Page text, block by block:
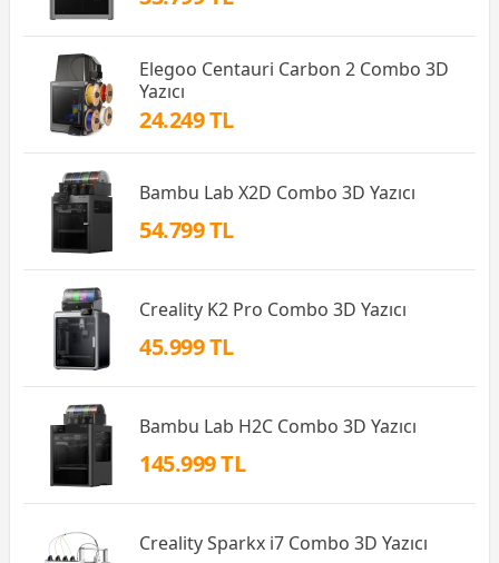
Elegoo Centauri Carbon 2 Combo 3D
Yazıcı
24.249 TL
Bambu Lab X2D Combo 3D Yazıcı
54.799 TL
Creality K2 Pro Combo 3D Yazıcı
45.999 TL
Bambu Lab H2C Combo 3D Yazıcı
145.999 TL
Creality Sparkx i7 Combo 3D Yazıcı